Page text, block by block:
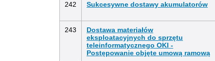
242 Sukcesywne dostawy akumulatorów
243
Dostawa materiałów
eksploatacyjnych do sprzętu
teleinformatycznego OKI -
Postępowanie objęte umową ramową